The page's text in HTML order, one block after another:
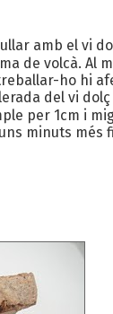
amb el vi
de volcà. Al
ho hi
del vi
per 1cm i
minuts més